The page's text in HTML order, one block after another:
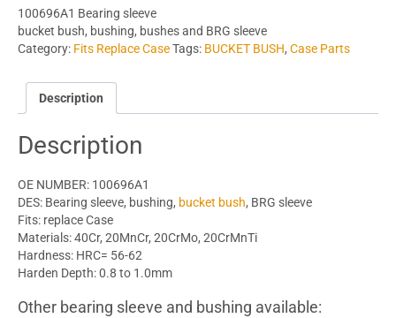
100696A1 Bearing sleeve
bucket bush, bushing, bushes and BRG sleeve
Category: Fits Replace CaseTags: BUCKET BUSH, Case Parts
Description
Description
OE NUMBER: 100696A1
DES: Bearing sleeve, bushing, bucket bush, BRG sleeve
Fits: replace Case
Materials: 40Cr, 20MnCr, 20CrMo, 20CrMnTi
Hardness: HRC= 56-62
Harden Depth: 0.8 to 1.0mm
Other bearing sleeve and bushing available: